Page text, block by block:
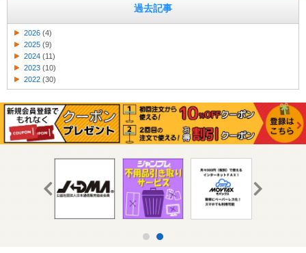
過去記事
2026 (4)
2025 (9)
2024 (11)
2023 (10)
2022 (30)